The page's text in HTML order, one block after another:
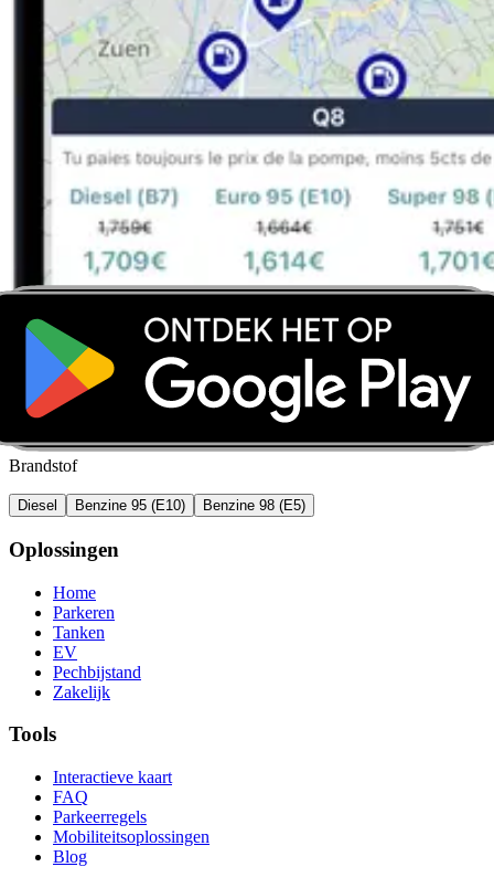
Brandstof
Diesel Benzine 95 (E10) Benzine 98 (E5)
Oplossingen
Home
Parkeren
Tanken
EV
Pechbijstand
Zakelijk
Tools
Interactieve kaart
FAQ
Parkeerregels
Mobiliteitsoplossingen
Blog